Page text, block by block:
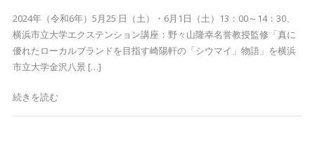
2024年（令和6年）5月25 日（土）・6月1日（土）13：00～14：30、
横浜市立大学エクステンション講座：野々山隆幸名誉教授監修「真に
優れたローカルブランドを目指す崎陽軒の「シウマイ」物語」を横浜
市立大学金沢八景 […]
続きを読む